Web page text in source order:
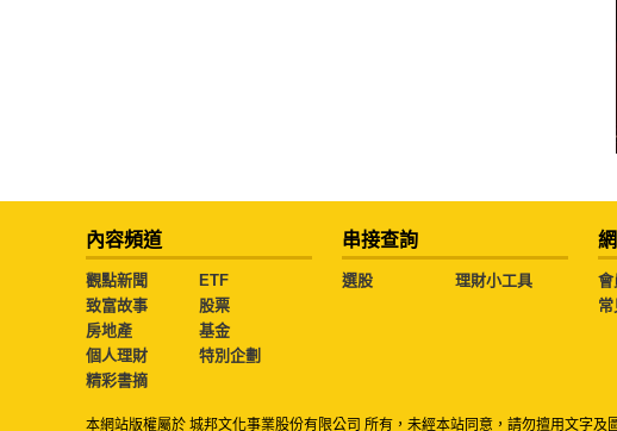
內容頻道
觀點新聞
ETF
致富故事
股票
房地產
基金
個人理財
特別企劃
精彩書摘
串接查詢
選股 理財小工具 會
本網站版權屬於 城邦文化事業股份有限公司 所有，未經本站同意，請勿擅用文字及